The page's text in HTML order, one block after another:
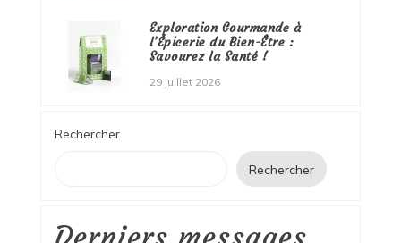
Exploration Gourmande à
l’Épicerie du Bien-Être :
Savourez la Santé !
29 juillet 2026
Rechercher
Rechercher